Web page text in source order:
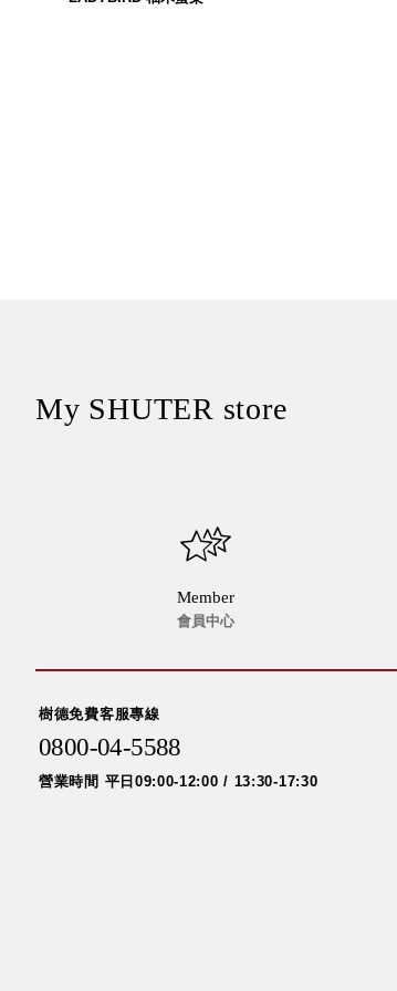
$485
My SHUTER store
Member
會員中心
樹德免費客服專線
0800-04-5588
營業時間 平日09:00-12:00 / 13:30-17:30